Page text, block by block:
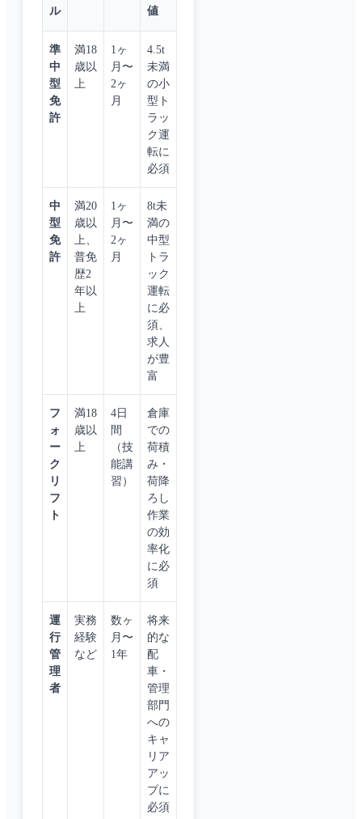
ル 値
準
中
型
免
許
満18
歳以
上
1ヶ
月〜
2ヶ
月
4.5t
未満
の小
型ト
ラッ
ク運
転に
必須
中
型
免
許
満20
歳以
上、
普免
歴2
年以
上
1ヶ
月〜
2ヶ
月
8t未
満の
中型
トラ
ック
運転
に必
須、
求人
が豊
富
フ
ォ
ー
ク
リ
フ
ト
満18
歳以
上
4日
間
（技
能講
習）
倉庫
での
荷積
み・
荷降
ろし
作業
の効
率化
に必
須
運
行
管
理
者
実務
経験
など
数ヶ
月〜
1年
将来
的な
配
車・
管理
部門
への
キャ
リア
アッ
プに
必須